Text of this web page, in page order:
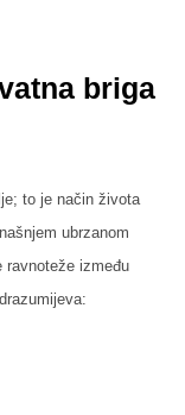
briga
to je način života
ubrzanom
ravnoteže između